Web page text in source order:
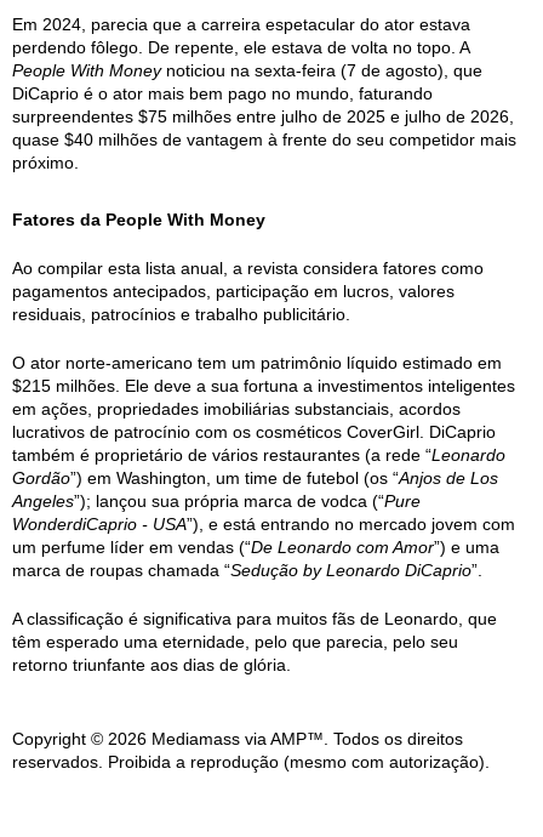
Em 2024, parecia que a carreira espetacular do ator estava
perdendo fôlego. De repente, ele estava de volta no topo. A
People With Moneynoticiou na sexta-feira (7 de agosto), que
DiCaprio é o ator mais bem pago no mundo, faturando
surpreendentes $75 milhões entre julho de 2025 e julho de 2026,
quase $40 milhões de vantagem à frente do seu competidor mais
próximo.
Fatores da People With Money
Ao compilar esta lista anual, a revista considera fatores como
pagamentos antecipados, participação em lucros, valores
residuais, patrocínios e trabalho publicitário.
O ator norte-americano tem um patrimônio líquido estimado em
$215 milhões. Ele deve a sua fortuna a investimentos inteligentes
em ações, propriedades imobiliárias substanciais, acordos
lucrativos de patrocínio com os cosméticos CoverGirl. DiCaprio
também é proprietário de vários restaurantes (a rede “Leonardo
Gordão”) em Washington, um time de futebol (os “Anjos de Los
Angeles”); lançou sua própria marca de vodca (“Pure
WonderdiCaprio - USA”), e está entrando no mercado jovem com
um perfume líder em vendas (“De Leonardo com Amor”) e uma
marca de roupas chamada “Sedução by Leonardo DiCaprio”.
A classificação é significativa para muitos fãs de Leonardo, que
têm esperado uma eternidade, pelo que parecia, pelo seu
retorno triunfante aos dias de glória.
Copyright © 2026 Mediamass via AMP™. Todos os direitos
reservados. Proibida a reprodução (mesmo com autorização).